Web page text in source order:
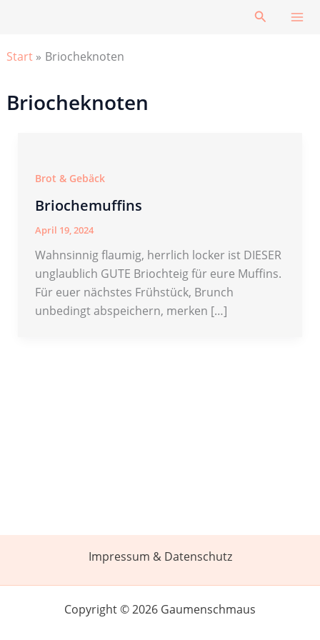
Suchen
Start Briocheknoten
Briocheknoten
Brot & Gebäck
Briochemuffins
April 19, 2024
Wahnsinnig flaumig, herrlich locker ist DIESER
unglaublich GUTE Briochteig für eure Muffins.
Für euer nächstes Frühstück, Brunch
unbedingt abspeichern, merken […]
Impressum & Datenschutz
Copyright © 2026 Gaumenschmaus